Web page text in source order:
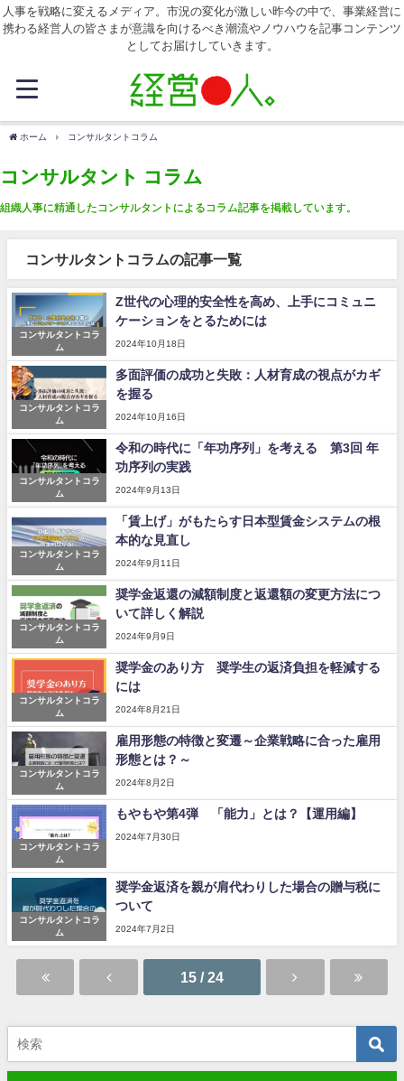
人事を戦略に変えるメディア。市況の変化が激しい昨今の中で、事業経営に
携わる経営人の皆さまが意識を向けるべき潮流やノウハウを記事コンテンツ
としてお届けしていきます。
ホーム コンサルタントコラム
コンサルタント コラム
組織人事に精通したコンサルタントによるコラム記事を掲載しています。
コンサルタントコラムの記事一覧
コンサルタントコラ
ム
Z世代の心理的安全性を高め、上手にコミュニ
ケーションをとるためには
2024年10月18日
コンサルタントコラ
ム
多面評価の成功と失敗：人材育成の視点がカギ
を握る
2024年10月16日
コンサルタントコラ
ム
令和の時代に「年功序列」を考える 第3回 年
功序列の実践
2024年9月13日
コンサルタントコラ
ム
「賃上げ」がもたらす日本型賃金システムの根
本的な見直し
2024年9月11日
コンサルタントコラ
ム
奨学金返還の減額制度と返還額の変更方法につ
いて詳しく解説
2024年9月9日
コンサルタントコラ
ム
奨学金のあり方 奨学生の返済負担を軽減する
には
2024年8月21日
コンサルタントコラ
ム
雇用形態の特徴と変遷～企業戦略に合った雇用
形態とは？～
2024年8月2日
コンサルタントコラ
ム
もやもや第4弾 「能力」とは？【運用編】
2024年7月30日
コンサルタントコラ
ム
奨学金返済を親が肩代わりした場合の贈与税に
ついて
2024年7月2日
15 / 24